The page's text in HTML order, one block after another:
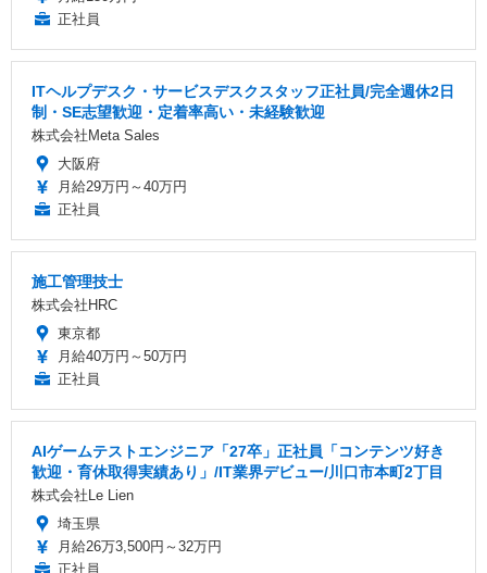
正社員
ITヘルプデスク・サービスデスクスタッフ正社員/完全週休2日
制・SE志望歓迎・定着率高い・未経験歓迎
株式会社Meta Sales
大阪府
月給29万円～40万円
正社員
施工管理技士
株式会社HRC
東京都
月給40万円～50万円
正社員
AIゲームテストエンジニア「27卒」正社員「コンテンツ好き
歓迎・育休取得実績あり」/IT業界デビュー/川口市本町2丁目
株式会社Le Lien
埼玉県
月給26万3,500円～32万円
正社員